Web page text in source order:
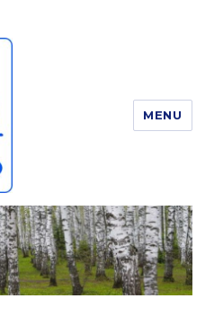
MENU